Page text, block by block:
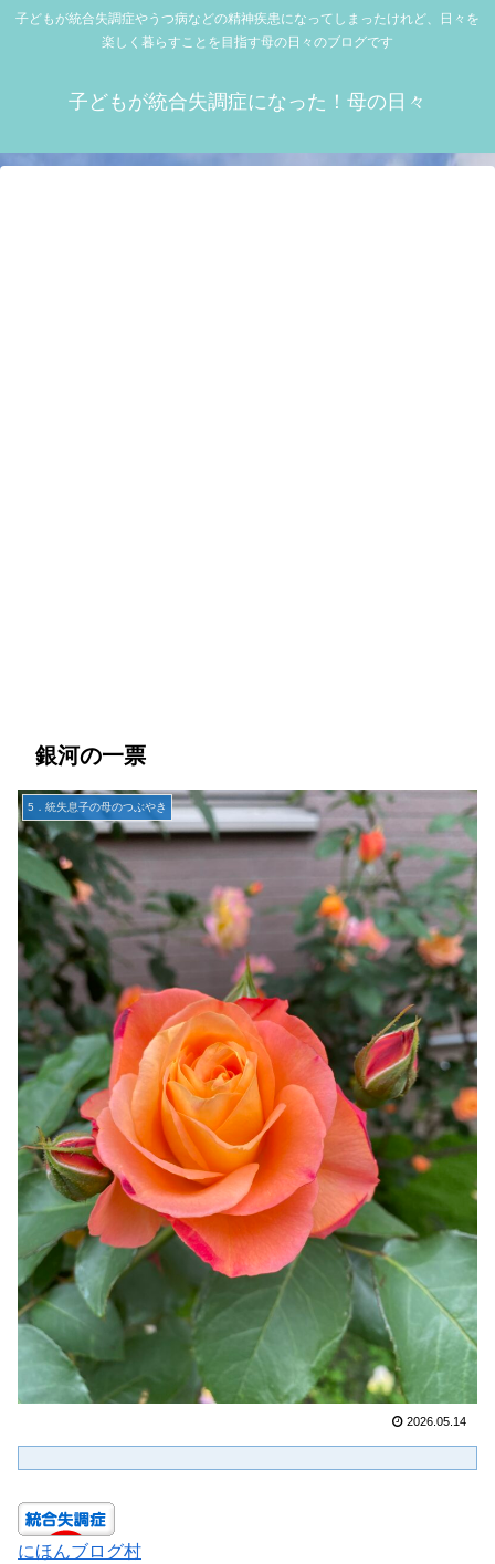
子どもが統合失調症やうつ病などの精神疾患になってしまったけれど、日々を
楽しく暮らすことを目指す母の日々のブログです
子どもが統合失調症になった！母の日々
銀河の一票
5．統失息子の母のつぶやき
2026.05.14
にほんブログ村